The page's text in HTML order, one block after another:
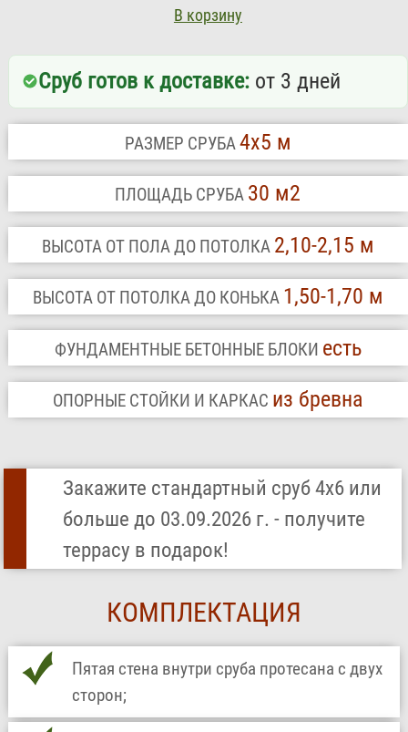
В корзину
Сруб готов к доставке:от 3 дней
РАЗМЕР СРУБА4х5 м
ПЛОЩАДЬ СРУБА 30 м2
ВЫСОТА ОТ ПОЛА ДО ПОТОЛКА 2,10-2,15 м
ВЫСОТА ОТ ПОТОЛКА ДО КОНЬКА 1,50-1,70 м
ФУНДАМЕНТНЫЕ БЕТОННЫЕ БЛОКИ есть
ОПОРНЫЕ СТОЙКИ И КАРКАС из бревна
Закажите стандартный сруб 4х6 или
больше до 03.09.2026 г. - получите
террасу в подарок!
КОМПЛЕКТАЦИЯ
Пятая стена внутри сруба протесана с двух
сторон;